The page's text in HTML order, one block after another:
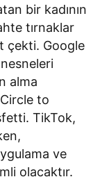
bir kadının
tırnaklar
çekti. Google
alma
to
TikTok,
ve
olacaktır.